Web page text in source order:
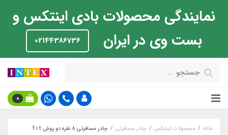
نمایندگی محصولات بادی اینتکس و
بست وی در ایران
02144386736
0
خانه محصولات اینتکس چادر مسافرتی چادر مسافرتی 8 نفره دو پوش f.i.t